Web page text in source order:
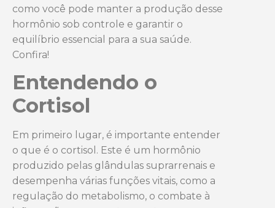
como você pode manter a produção desse
hormônio sob controle e garantir o
equilíbrio essencial para a sua saúde.
Confira!
Entendendo o
Cortisol
Em primeiro lugar, é importante entender
o que é o cortisol. Este é um hormônio
produzido pelas glândulas suprarrenais e
desempenha várias funções vitais, como a
regulação do metabolismo, o combate à